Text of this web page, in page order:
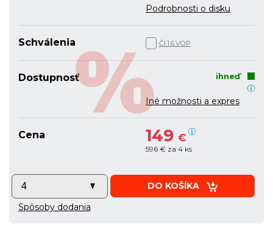
Podrobnosti o disku
Schválenia Čl.1.6.VOP
Dostupnosť ihneď
Iné možnosti a expres
Cena 149 €
596 € za 4 ks
DO KOŠÍKA
Spôsoby dodania